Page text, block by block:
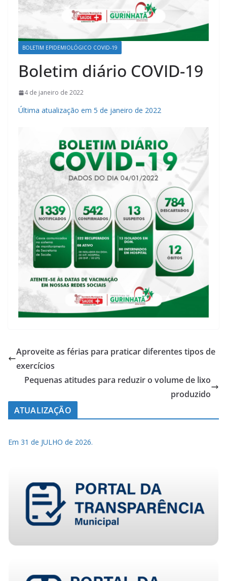
BOLETIM EPIDEMIOLÓGICO COVID-19
Boletim diário COVID-19
4 de janeiro de 2022
Última atualização em 5 de janeiro de 2022
Aproveite as férias para praticar diferentes tipos de
exercícios
Pequenas atitudes para reduzir o volume de lixo
produzido
ATUALIZAÇÃO
Em 31 de JULHO de 2026.